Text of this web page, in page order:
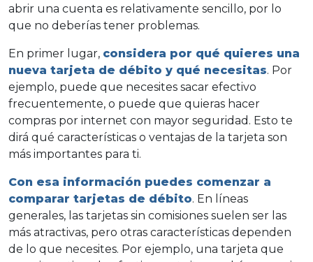
abrir una cuenta es relativamente sencillo, por lo
que no deberías tener problemas.
En primer lugar, considera por qué quieres una
nueva tarjeta de débito y qué necesitas. Por
ejemplo, puede que necesites sacar efectivo
frecuentemente, o puede que quieras hacer
compras por internet con mayor seguridad. Esto te
dirá qué características o ventajas de la tarjeta son
más importantes para ti.
Con esa información puedes comenzar a
comparar tarjetas de débito. En líneas
generales, las tarjetas sin comisiones suelen ser las
más atractivas, pero otras características dependen
de lo que necesites. Por ejemplo, una tarjeta que